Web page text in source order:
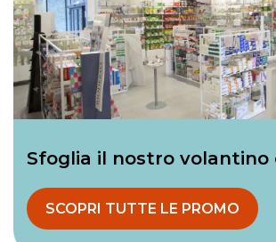
Sfoglia il nostro volantino
SCOPRI TUTTE LE PROMO